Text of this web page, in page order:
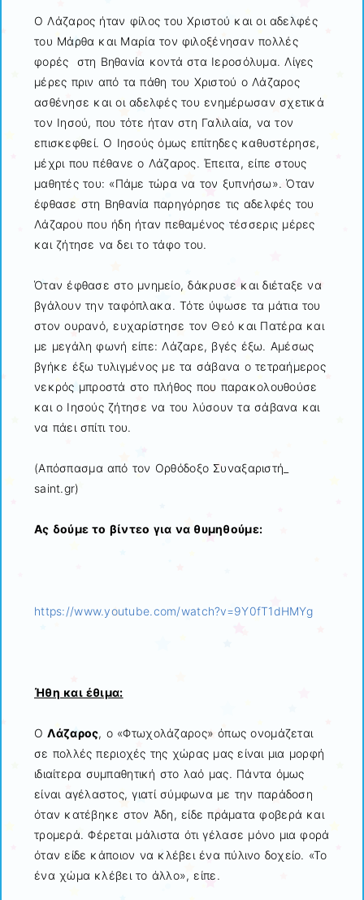
Ο Λάζαρος ήταν φίλος του Χριστού και οι αδελφές
του Μάρθα και Μαρία τον φιλοξένησαν πολλές
φορές στη Βηθανία κοντά στα Ιεροσόλυμα. Λίγες
μέρες πριν από τα πάθη του Χριστού ο Λάζαρος
ασθένησε και οι αδελφές του ενημέρωσαν σχετικά
τον Ιησού, που τότε ήταν στη Γαλιλαία, να τον
επισκεφθεί. Ο Ιησούς όμως επίτηδες καθυστέρησε,
μέχρι που πέθανε ο Λάζαρος. Έπειτα, είπε στους
μαθητές του: «Πάμε τώρα να τον ξυπνήσω». Όταν
έφθασε στη Βηθανία παρηγόρησε τις αδελφές του
Λάζαρου που ήδη ήταν πεθαμένος τέσσερις μέρες
και ζήτησε να δει το τάφο του.
Όταν έφθασε στο μνημείο, δάκρυσε και διέταξε να
βγάλουν την ταφόπλακα. Τότε ύψωσε τα μάτια του
στον ουρανό, ευχαρίστησε τον Θεό και Πατέρα και
με μεγάλη φωνή είπε: Λάζαρε, βγές έξω. Αμέσως
βγήκε έξω τυλιγμένος με τα σάβανα ο τετραήμερος
νεκρός μπροστά στο πλήθος που παρακολουθούσε
και ο Ιησούς ζήτησε να του λύσουν τα σάβανα και
να πάει σπίτι του.
(Απόσπασμα από τον Ορθόδοξο Συναξαριστή_
saint.gr)
Ας δούμε το βίντεο για να θυμηθούμε:
https://www.youtube.com/watch?v=9Y0fT1dHMYg
Ήθη και έθιμα:
ΟΛάζαρος, ο «Φτωχολάζαρος» όπως ονομάζεται
σε πολλές περιοχές της χώρας μας είναι μια μορφή
ιδιαίτερα συμπαθητική στο λαό μας. Πάντα όμως
είναι αγέλαστος, γιατί σύμφωνα με την παράδοση
όταν κατέβηκε στον Άδη, είδε πράματα φοβερά και
τρομερά. Φέρεται μάλιστα ότι γέλασε μόνο μια φορά
όταν είδε κάποιον να κλέβει ένα πύλινο δοχείο. «Το
ένα χώμα κλέβει το άλλο», είπε.